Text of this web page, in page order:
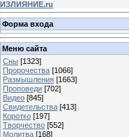
ИЗЛИЯНИЕ.ru
Форма входа
Меню сайта
Сны [1323]
Пророчества [1066]
Размышления [1663]
Проповеди [702]
Видео [845]
Свидетельства [413]
Коротко [197]
Творчество [552]
Молитва [168]